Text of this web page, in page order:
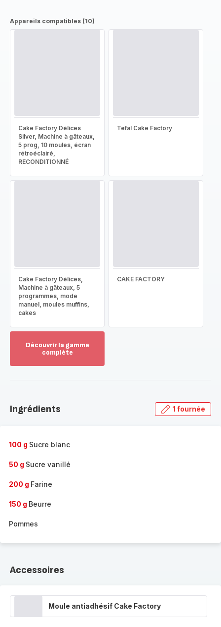
Appareils compatibles (10)
Cake Factory Délices
Silver, Machine à gâteaux,
5 prog, 10 moules, écran
rétroéclairé,
RECONDITIONNÉ
Tefal Cake Factory
Cake Factory Délices,
Machine à gâteaux, 5
programmes, mode
manuel, moules muffins,
cakes
CAKE FACTORY
Découvrir la gamme
complète
gamme
Ingrédients 1 fournée
100 g Sucre blanc
50 g Sucre vanillé
200 g Farine
150 g Beurre
Pommes
Accessoires
Moule antiadhésif Cake Factory